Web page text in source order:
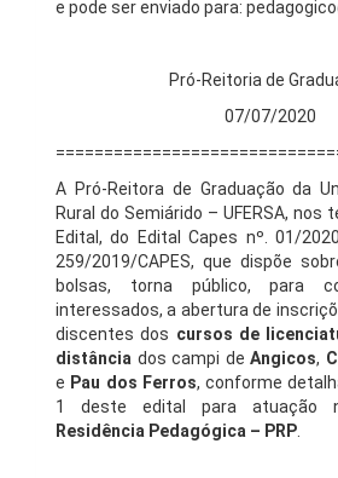
e pode ser enviado para:
Pró-Reitoria de
07/07/2020
A Pró-Reitora de Graduação da
Rural do Semiárido – UFERSA, nos
Edital, do Edital Capes nº. 01/
259/2019/CAPES, que dispõe
bolsas, torna público, para
interessados, a abertura de
discentes dos cursos de
distância dos campi de Angicos,
e Pau dos Ferros, conforme
1 deste edital para atuação
Residência Pedagógica – PRP